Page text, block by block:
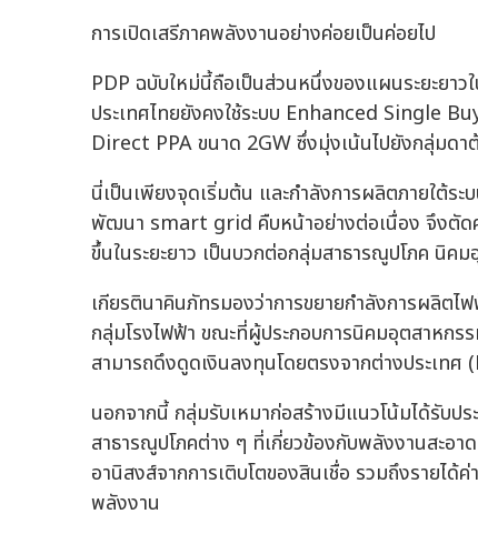
การเปิดเสรีภาคพลังงานอย่างค่อยเป็นค่อยไป
PDP ฉบับใหม่นี้ถือเป็นส่วนหนึ่งของแผนระยะยา
ประเทศไทยยังคงใช้ระบบ Enhanced Single
Direct PPA ขนาด 2GW ซึ่งมุ่งเน้นไปยังกลุ่มดา
นี่เป็นเพียงจุดเริ่มต้น และกำลังการผลิตภายใต้ร
พัฒนา smart grid คืบหน้าอย่างต่อเนื่อง จึงตัดคว
ขึ้นในระยะยาว เป็นบวกต่อกลุ่มสาธารณูปโภค นิค
เกียรตินาคินภัทรมองว่าการขยายกำลังการผลิต
กลุ่มโรงไฟฟ้า ขณะที่ผู้ประกอบการนิคมอุตสาหกร
สามารถดึงดูดเงินลงทุนโดยตรงจากต่างประเทศ
นอกจากนี้ กลุ่มรับเหมาก่อสร้างมีแนวโน้มได้รับป
สาธารณูปโภคต่าง ๆ ที่เกี่ยวข้องกับพลังงานสะอา
อานิสงส์จากการเติบโตของสินเชื่อ รวมถึงรายได้
พลังงาน